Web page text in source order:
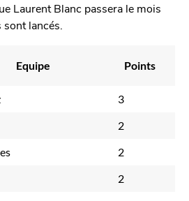
Laurent Blanc passera le mois
sont lancés.
Equipe Points
3
2
2
2